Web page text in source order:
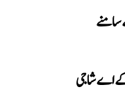
اے شاجی